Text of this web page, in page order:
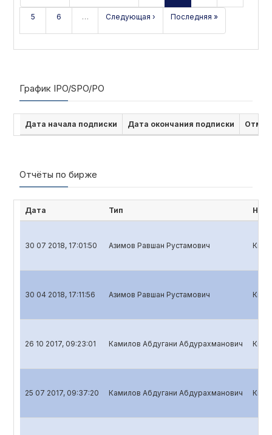
5 6 … Следующая › Последняя »
График IPO/SPO/PO
Дата начала подписки Дата окончания подписки
Отчёты по бирже
Дата Тип
30 07 2018, 17:01:50 Азимов Равшан Рустамович
30 04 2018, 17:11:56 Азимов Равшан Рустамович
26 10 2017, 09:23:01 Камилов Абдугани Абдурахманович
25 07 2017, 09:37:20 Камилов Абдугани Абдурахманович